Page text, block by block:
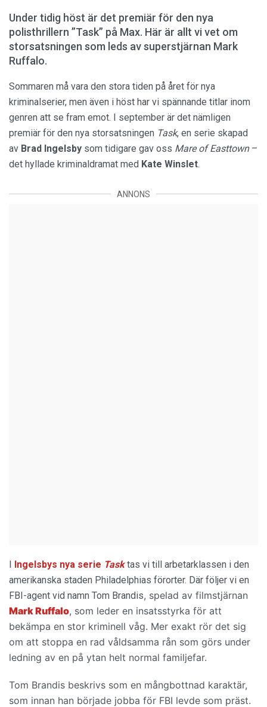
Under tidig höst är det premiär för den nya
polisthrillern ”Task” på Max. Här är allt vi vet om
storsatsningen som leds av superstjärnan Mark
Ruffalo.
Sommaren må vara den stora tiden på året för nya
kriminalserier, men även i höst har vi spännande titlar inom
genren att se fram emot. I september är det nämligen
premiär för den nya storsatsningen Task, en serie skapad
av Brad Ingelsby som tidigare gav oss Mare of Easttown –
det hyllade kriminaldramat med Kate Winslet.
ANNONS
I Ingelsbys nya serie Task tas vi till arbetarklassen i den
amerikanska staden Philadelphias förorter. Där följer vi en
FBI-agent vid namn Tom Brandis, spelad av filmstjärnan
Mark Ruffalo, som leder en insatsstyrka för att
bekämpa en stor kriminell våg. Mer exakt rör det sig
om att stoppa en rad våldsamma rån som görs under
ledning av en på ytan helt normal familjefar.
Tom Brandis beskrivs som en mångbottnad karaktär,
som innan han började jobba för FBI levde som präst.